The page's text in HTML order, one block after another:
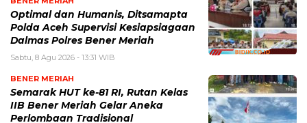
Optimal dan Humanis, Ditsamapta
Polda Aceh Supervisi Kesiapsiagaan
Dalmas Polres Bener Meriah
Sabtu, 8 Agu 2026 - 13:31 WIB
BENER MERIAH
Semarak HUT ke-81 RI, Rutan Kelas
IIB Bener Meriah Gelar Aneka
Perlombaan Tradisional